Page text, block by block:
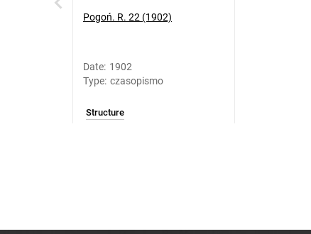
Pogoń. R. 22 (1902)
Date: 1902
Type: czasopismo
Structure